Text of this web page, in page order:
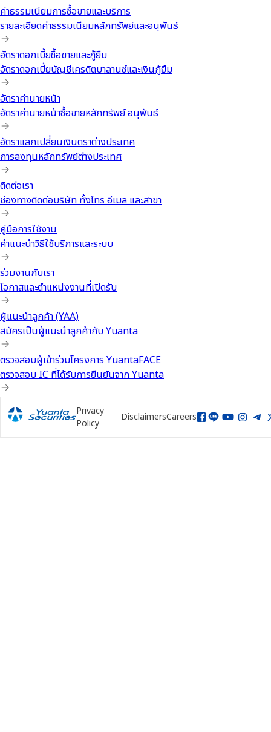
ค่าธรรมเนียมการซื้อขายและบริการ
รายละเอียดค่าธรรมเนียมหลักทรัพย์และอนุพันธ์
อัตราดอกเบี้ยซื้อขายและกู้ยืม
อัตราดอกเบี้ยบัญชีเครดิตบาลานซ์และเงินกู้ยืม
อัตราค่านายหน้า
อัตราค่านายหน้าซื้อขายหลักทรัพย์ อนุพันธ์
อัตราแลกเปลี่ยนเงินตราต่างประเทศ
การลงทุนหลักทรัพย์ต่างประเทศ
ติดต่อเรา
ช่องทางติดต่อบริษัท ทั้งโทร อีเมล และสาขา
คู่มือการใช้งาน
คำแนะนำวิธีใช้บริการและระบบ
ร่วมงานกับเรา
โอกาสและตำแหน่งงานที่เปิดรับ
ผู้แนะนำลูกค้า (YAA)
สมัครเป็นผู้แนะนำลูกค้ากับ Yuanta
ตรวจสอบผู้เข้าร่วมโครงการ YuantaFACE
ตรวจสอบ IC ที่ได้รับการยืนยันจาก Yuanta
Privacy
Policy
DisclaimersCareers